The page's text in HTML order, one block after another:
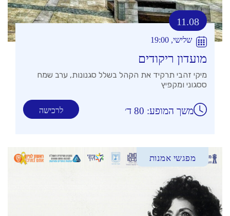
11.08
שלישי, 19:00
מועדון ריקודים
מיקי זהבי תרקיד את הקהל בשלל סגנונות, ערב שמח
ססגוני ומקפיץ
לרכישה משך המופע: 80 ד׳
מפגשי אמנות